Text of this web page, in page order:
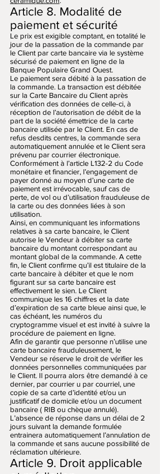
Article 8. Modalité de
paiement et sécurité
Le prix est exigible comptant, en totalité le
jour de la passation de la commande par
le Client par carte bancaire via le système
sécurisé de paiement en ligne de la
Banque Populaire Grand Ouest.
Le paiement sera débité à la passation de
la commande. La transaction est débitée
sur la Carte Bancaire du Client après
vérification des données de celle-ci, à
réception de l’autorisation de débit de la
part de la société émettrice de la carte
bancaire utilisée par le Client. En cas de
refus desdits centres, la commande sera
automatiquement annulée et le Client sera
prévenu par courrier électronique.
Conformément à l’article L132-2 du Code
monétaire et financier, l’engagement de
payer donné au moyen d’une carte de
paiement est irrévocable, sauf cas de
perte, de vol ou d’utilisation frauduleuse de
la carte ou des données liées à son
utilisation.
Ainsi, en communiquant les informations
relatives à sa carte bancaire, le Client
autorise le Vendeur à débiter sa carte
bancaire du montant correspondant au
montant global de la commande. A cette
fin, le Client confirme qu’il est titulaire de la
carte bancaire à débiter et que le nom
figurant sur sa carte bancaire est
effectivement le sien. Le Client
communique les 16 chiffres et la date
d’expiration de sa carte bleue ainsi que, le
cas échéant, les numéros du
cryptogramme visuel et est invité à suivre la
procédure de paiement en ligne.
Afin de garantir que personne n’utilise une
carte bancaire frauduleusement, le
Vendeur se réserve le droit de vérifier les
données personnelles communiquées par
le Client. Il pourra alors être demandé à ce
dernier, par courrier u par courriel, une
copie de sa carte d’identité et/ou un
justificatif de domicile et/ou un document
bancaire ( RIB ou chèque annulé).
L’absence de réponse dans un délai de 2
jours suivant la demande formulée
entrainera automatiquement l’annulation de
la commande et sans aucune possibilité de
réclamation ultérieure.
Article 9. Droit applicable